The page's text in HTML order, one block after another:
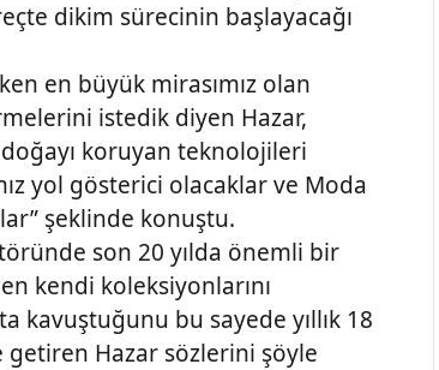
dikim sürecinin başlayacağı
en büyük mirasımız olan
istedik diyen Hazar,
doğayı koruyan teknolojileri
yol gösterici olacaklar ve Moda
şeklinde konuştu.
son 20 yılda önemli bir
kendi koleksiyonlarını
kavuştuğunu bu sayede yıllık 18
getiren Hazar sözlerini şöyle